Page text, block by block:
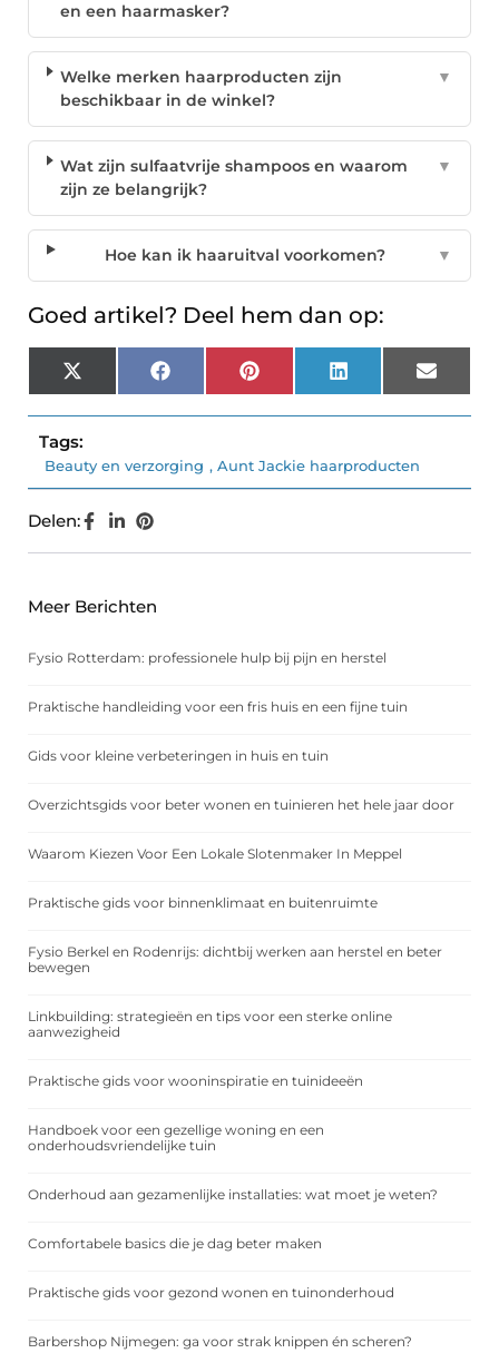
en een haarmasker?
Welke merken haarproducten zijn
beschikbaar in de winkel?
▼
Wat zijn sulfaatvrije shampoos en waarom
zijn ze belangrijk?
▼
Hoe kan ik haaruitval voorkomen? ▼
Goed artikel? Deel hem dan op:
X
(Twitter)
Facebook Pinterest LinkedIn Email
Tags:
Beauty en verzorging , Aunt Jackie haarproducten
Delen:
Meer Berichten
Fysio Rotterdam: professionele hulp bij pijn en herstel
Praktische handleiding voor een fris huis en een fijne tuin
Gids voor kleine verbeteringen in huis en tuin
Overzichtsgids voor beter wonen en tuinieren het hele jaar door
Waarom Kiezen Voor Een Lokale Slotenmaker In Meppel
Praktische gids voor binnenklimaat en buitenruimte
Fysio Berkel en Rodenrijs: dichtbij werken aan herstel en beter
bewegen
Linkbuilding: strategieën en tips voor een sterke online
aanwezigheid
Praktische gids voor wooninspiratie en tuinideeën
Handboek voor een gezellige woning en een
onderhoudsvriendelijke tuin
Onderhoud aan gezamenlijke installaties: wat moet je weten?
Comfortabele basics die je dag beter maken
Praktische gids voor gezond wonen en tuinonderhoud
Barbershop Nijmegen: ga voor strak knippen én scheren?